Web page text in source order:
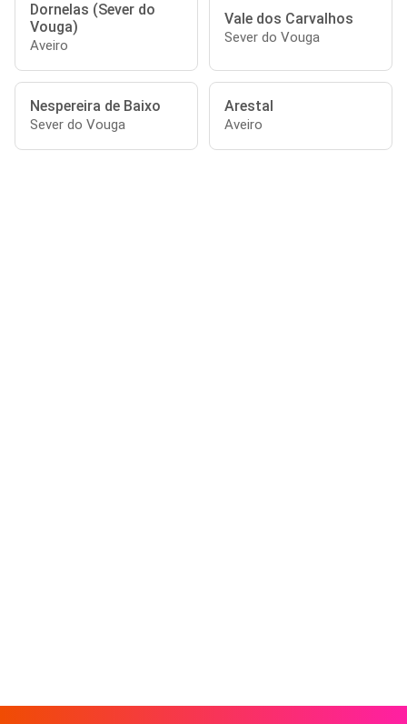
Dornelas (Sever do
Vouga)
Aveiro
Vale dos Carvalhos
Sever do Vouga
Nespereira de Baixo
Sever do Vouga
Arestal
Aveiro